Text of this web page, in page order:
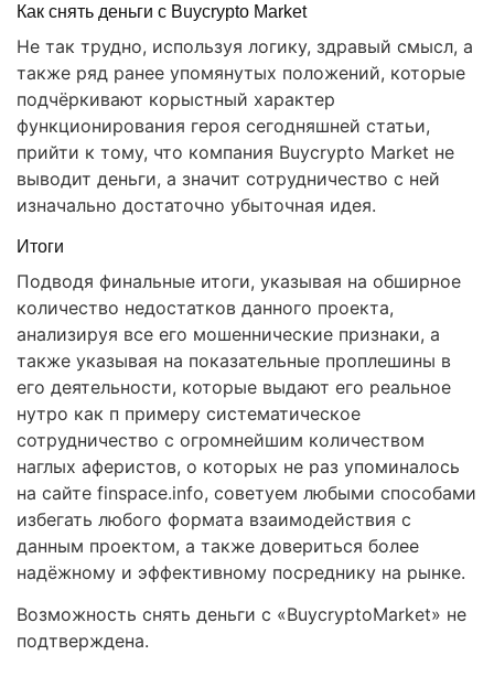
Как снять деньги с Buycrypto Market
Не так трудно, используя логику, здравый смысл, а
также ряд ранее упомянутых положений, которые
подчёркивают корыстный характер
функционирования героя сегодняшней статьи,
прийти к тому, что компания Buycrypto Market не
выводит деньги, а значит сотрудничество с ней
изначально достаточно убыточная идея.
Итоги
Подводя финальные итоги, указывая на обширное
количество недостатков данного проекта,
анализируя все его мошеннические признаки, а
также указывая на показательные проплешины в
его деятельности, которые выдают его реальное
нутро как п примеру систематическое
сотрудничество с огромнейшим количеством
наглых аферистов, о которых не раз упоминалось
на сайте finspace.info, советуем любыми способами
избегать любого формата взаимодействия с
данным проектом, а также довериться более
надёжному и эффективному посреднику на рынке.
Возможность снять деньги с «BuycryptoMarket» не
подтверждена.